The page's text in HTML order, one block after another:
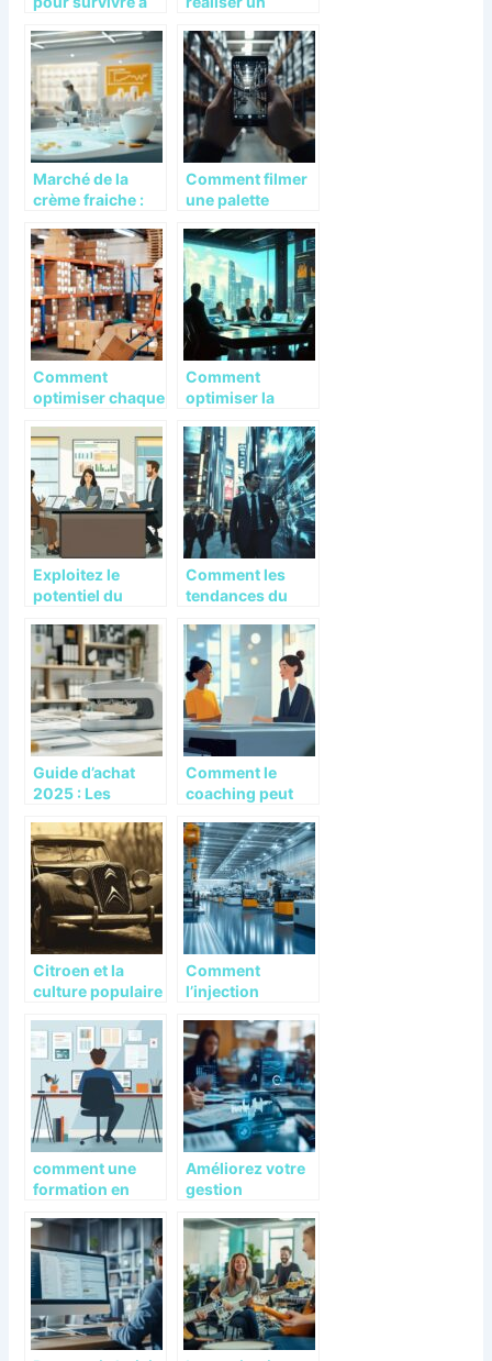
ransomware
nantes pour
votre entreprise
Marché de la
crème fraiche :
du secteurs
Comment filmer
une palette
techniques et
astuces efficaces
Comment
optimiser chaque
préparation des
commandes
pour une
logistique fluide
Comment
optimiser la
d’entreprise
grâce à une veille
stratégique
efficace
Exploitez le
potentiel du
remises comme
levier de
croissance
Comment les
tendances du
façonnent-elles
le monde des
affaires
aujourd’hui ?
Guide d’achat
2025 : Les
electriques de
bureau les plus
performantes
Comment le
coaching peut
votre recherche
d’un poste
d’assistante de
direction
Citroen et la
culture populaire
histoire de
l’entreprise qui a
marque le
cinema
Comment
l’injection
matières
transforme les
industries
modernes
comment une
formation en
transformer
votre carrière de
vendeur
Améliorez votre
gestion
qualité avec une
solution
conforme aux
normes ISO